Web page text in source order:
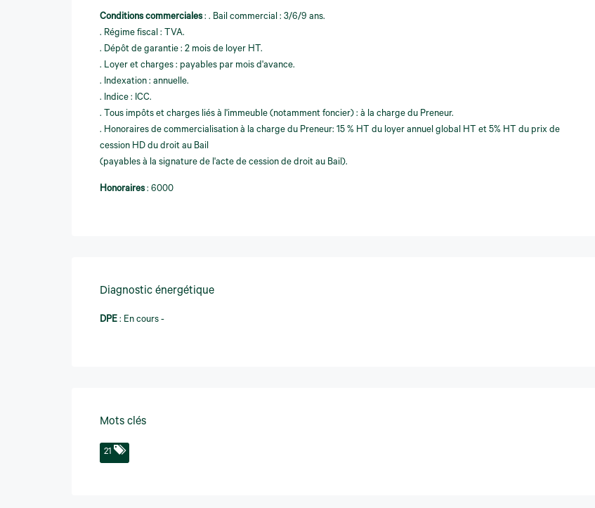
Conditions commerciales : . Bail commercial : 3/6/9 ans.
. Régime fiscal : TVA.
. Dépôt de garantie : 2 mois de loyer HT.
. Loyer et charges : payables par mois d'avance.
. Indexation : annuelle.
. Indice : ICC.
. Tous impôts et charges liés à l'immeuble (notamment foncier) : à la charge du Preneur.
. Honoraires de commercialisation à la charge du Preneur: 15 % HT du loyer annuel global HT et 5% HT du prix de
cession HD du droit au Bail
(payables à la signature de l'acte de cession de droit au Bail).
Honoraires : 6000
Diagnostic énergétique
DPE : En cours -
Mots clés
21